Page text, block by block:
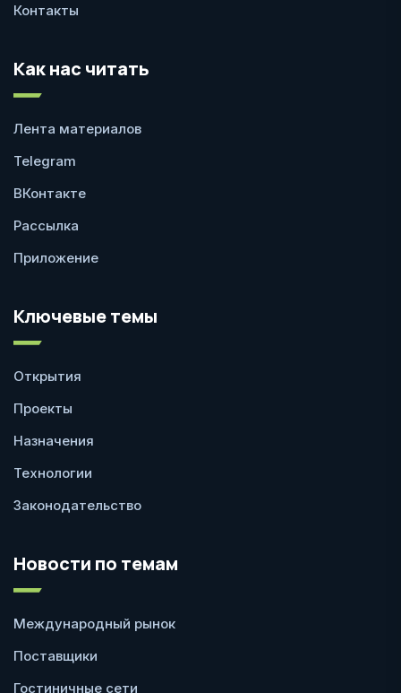
Контакты
Как нас читать
Лента материалов
Telegram
ВКонтакте
Рассылка
Приложение
Ключевые темы
Открытия
Проекты
Назначения
Технологии
Законодательство
Новости по темам
Международный рынок
Поставщики
Гостиничные сети